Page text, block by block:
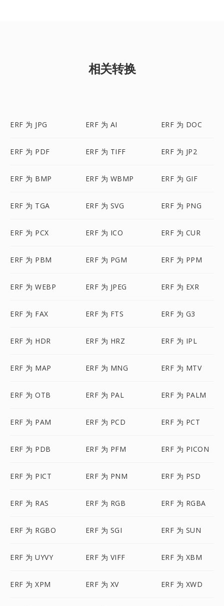
相关转换
ERF 为 JPG ERF 为 AI ERF 为 DOC
ERF 为 PDF ERF 为 TIFF ERF 为 JP2
ERF 为 BMP ERF 为 WBMP ERF 为 GIF
ERF 为 TGA ERF 为 SVG ERF 为 PNG
ERF 为 PCX ERF 为 ICO ERF 为 CUR
ERF 为 PBM ERF 为 PGM ERF 为 PPM
ERF 为 WEBP ERF 为 JPEG ERF 为 EXR
ERF 为 FAX ERF 为 FTS ERF 为 G3
ERF 为 HDR ERF 为 HRZ ERF 为 IPL
ERF 为 MAP ERF 为 MNG ERF 为 MTV
ERF 为 OTB ERF 为 PAL ERF 为 PALM
ERF 为 PAM ERF 为 PCD ERF 为 PCT
ERF 为 PDB ERF 为 PFM ERF 为 PICON
ERF 为 PICT ERF 为 PNM ERF 为 PSD
ERF 为 RAS ERF 为 RGB ERF 为 RGBA
ERF 为 RGBO ERF 为 SGI ERF 为 SUN
ERF 为 UYVY ERF 为 VIFF ERF 为 XBM
ERF 为 XPM ERF 为 XV ERF 为 XWD